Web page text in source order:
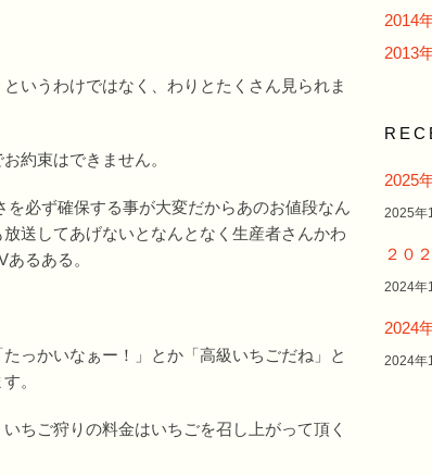
いうわけではなく、わりとたくさん見られま
約束はできません。
必ず確保する事が大変だからあのお値段なん
送してあげないとなんとなく生産者さんかわ
るある。
っかいなぁー！」とか「高級いちごだね」と
。
ちご狩りの料金はいちごを召し上がって頂く
2014
2013
2025
2025年
２０
2024年
2024
2024年